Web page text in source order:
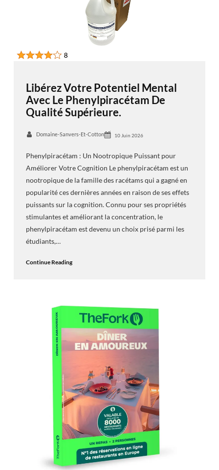
Libérez Votre Potentiel Mental
Avec Le Phenylpiracétam De
Qualité Supérieure.
Domaine-Sanvers-Et-Cotton 10 Juin 2026
Phenylpiracétam : Un Nootropique Puissant pour
Améliorer Votre Cognition Le phenylpiracétam est un
nootropique de la famille des racétams qui a gagné en
popularité ces dernières années en raison de ses effets
puissants sur la cognition. Connu pour ses propriétés
stimulantes et améliorant la concentration, le
phenylpiracétam est devenu un choix prisé parmi les
étudiants,…
Continue Reading